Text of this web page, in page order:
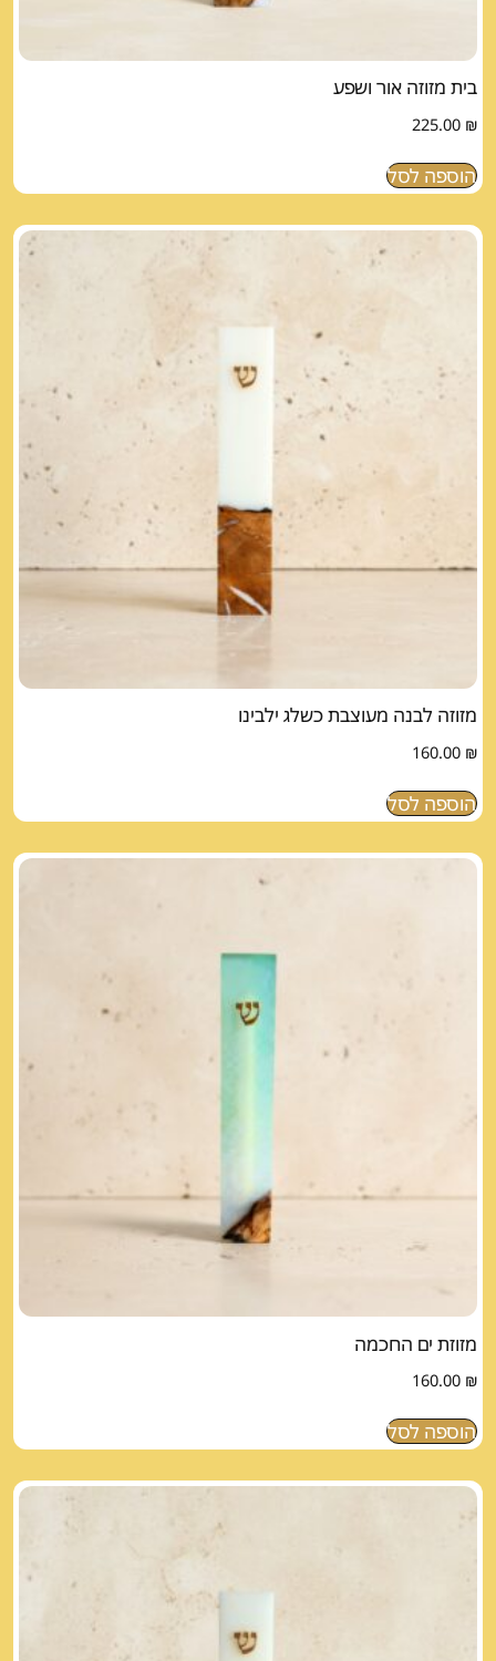
בית מזוזה אור ושפע
225.00 ₪
הוספה לסל
מזוזה לבנה מעוצבת כשלג ילבינו
160.00 ₪
הוספה לסל
מזוזת ים החכמה
160.00 ₪
הוספה לסל